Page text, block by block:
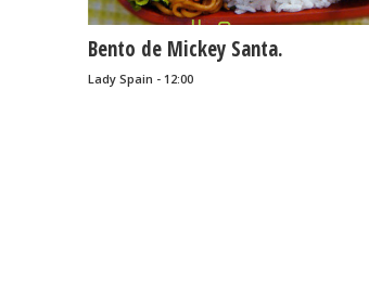
Bento de Mickey Santa.
Lady Spain - 12:00